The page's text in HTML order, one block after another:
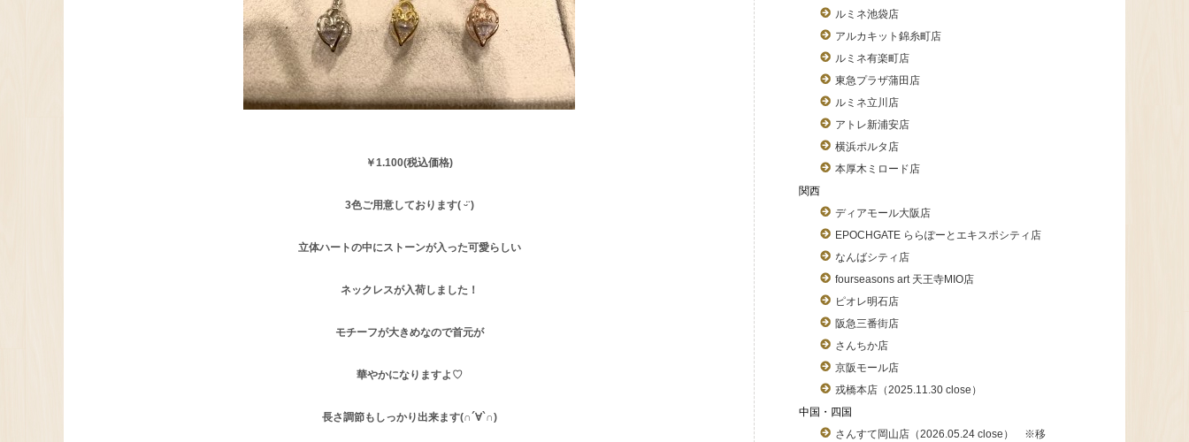
￥1.100(税込価格)
3色ご用意しております( ᵕ̈)
立体ハートの中にストーンが入った可愛らしい
ネックレスが入荷しました！
モチーフが大きめなので首元が
華やかになりますよ♡
長さ調節もしっかり出来ます(∩´∀`∩)
ルミネ池袋店
アルカキット錦糸町店
ルミネ有楽町店
東急プラザ蒲田店
ルミネ立川店
アトレ新浦安店
横浜ポルタ店
本厚木ミロード店
関西
ディアモール大阪店
EPOCHGATE ららぽーとエキスポシティ店
なんばシティ店
fourseasons art 天王寺MIO店
ピオレ明石店
阪急三番街店
さんちか店
京阪モール店
戎橋本店（2025.11.30 close）
中国・四国
さんすて岡山店（2026.05.24 close） ※移